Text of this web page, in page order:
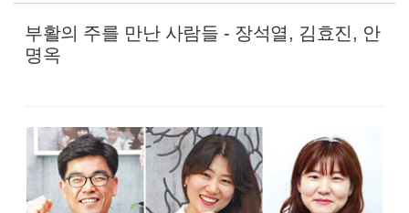
부활의 주를 만난 사람들 - 장석열, 김효진, 안
명옥